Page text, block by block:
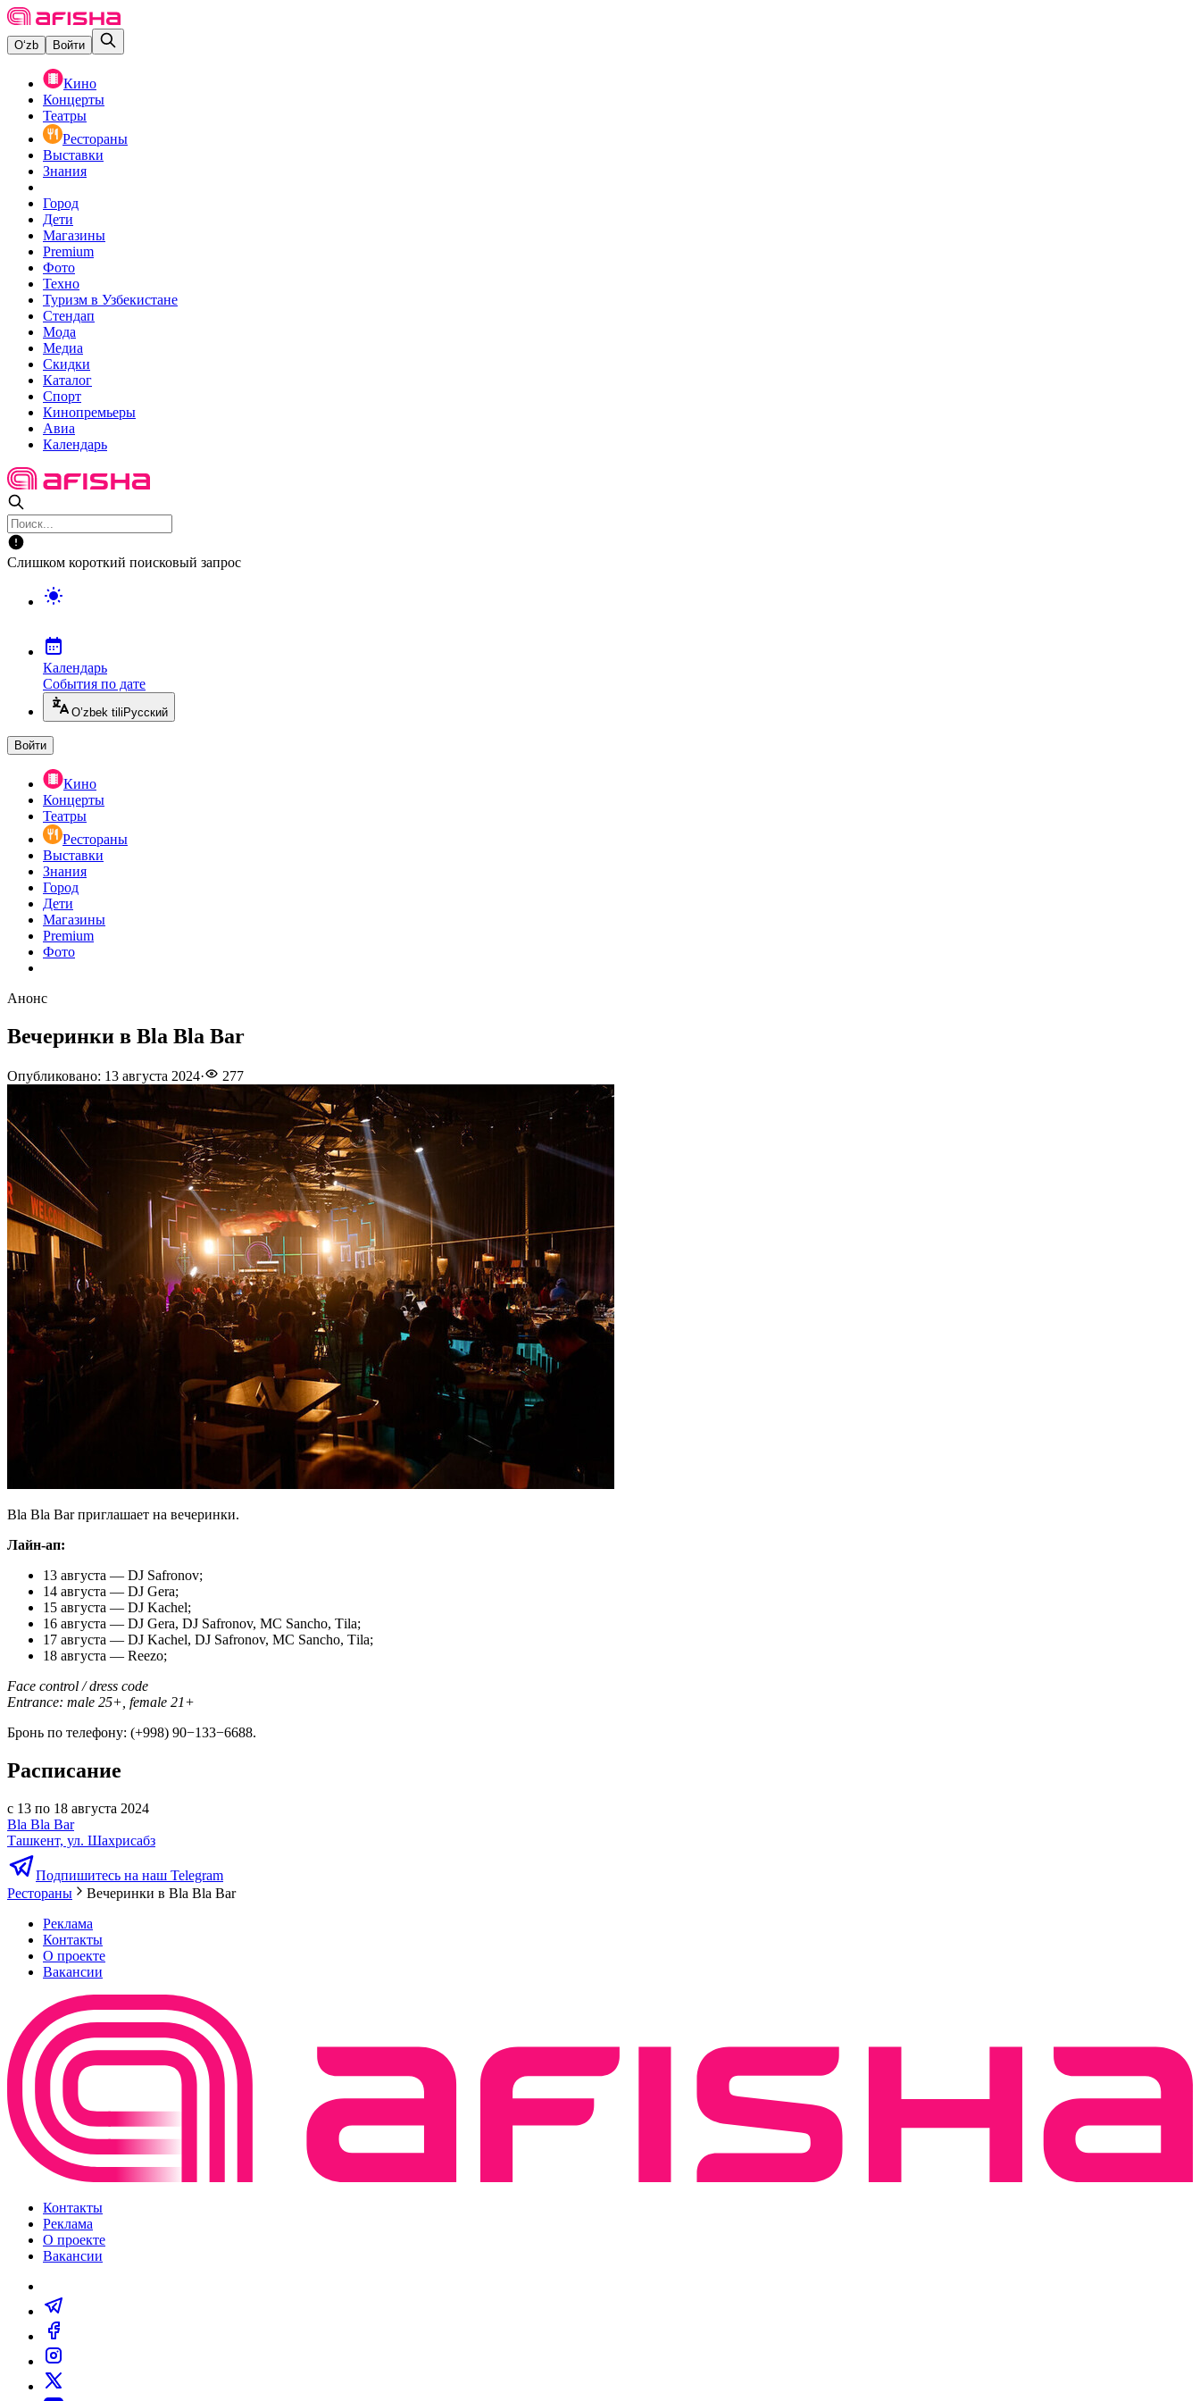
O‘zb Войти
Кино
Концерты
Театры
Рестораны
Выставки
Знания
Город
Дети
Магазины
Premium
Фото
Техно
Туризм в Узбекистане
Стендап
Мода
Медиа
Скидки
Каталог
Спорт
Кинопремьеры
Авиа
Календарь
Слишком короткий поисковый запрос
Календарь
События по дате
O’zbek tili Русский
Войти
Кино
Концерты
Театры
Рестораны
Выставки
Знания
Город
Дети
Магазины
Premium
Фото
Анонс
Вечеринки в Bla Bla Bar
Опубликовано: 13 августа 2024· 277
Bla Bla Bar приглашает на вечеринки.
Лайн-ап:
13 августа — DJ Safronov;
14 августа — DJ Gera;
15 августа — DJ Kachel;
16 августа — DJ Gera, DJ Safronov, MC Sancho, Тila;
17 августа — DJ Kachel, DJ Safronov, MC Sancho, Тila;
18 августа — Reezo;
Face control / dress code
Entrance: male 25+, female 21+
Бронь по телефону: (+998) 90−133−6688.
Расписание
с 13 по 18 августа 2024
Bla Bla Bar
Ташкент, ул. Шахрисабз
Подпишитесь на наш Telegram
Рестораны
Вечеринки в Bla Bla Bar
Реклама
Контакты
О проекте
Вакансии
Контакты
Реклама
О проекте
Вакансии